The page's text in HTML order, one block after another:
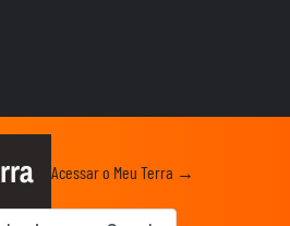
do mandato de Carla
Acessar o Meu Terra →